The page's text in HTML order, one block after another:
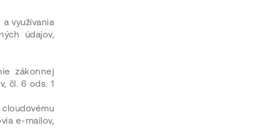
využívania
údajov,
zákonnej
čl. 6 ods. 1
e-mailov,